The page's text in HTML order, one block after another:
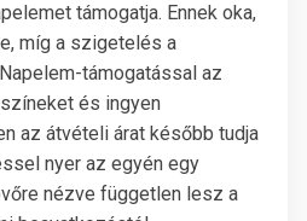
támogatja. Ennek oka,
míg a szigetelés a
támogatással az
és ingyen
az átvételi árat később tudja
nyer az egyén egy
nézve független lesz a